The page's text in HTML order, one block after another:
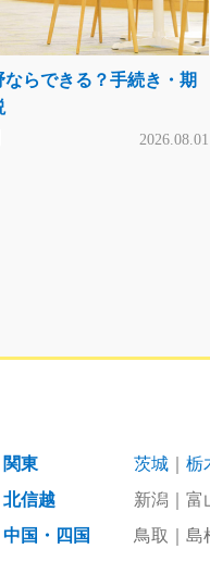
らできる？手続き・期
2026.08.01
関東 茨城 栃
北信越 新潟 富
中国・四国 鳥取 島